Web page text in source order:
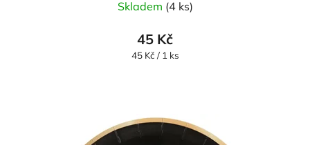
Skladem (4 ks)
45 Kč
Měrná
45 Kč / 1 ks